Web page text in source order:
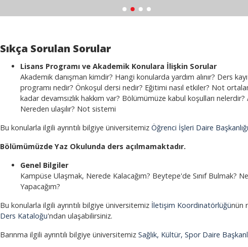
Sıkça Sorulan Sorular
Lisans Programı ve Akademik Konulara İlişkin Sorular
Akademik danışman kimdir? Hangi konularda yardım alınır? Ders
programı nedir? Önkoşul dersi nedir? Eğitimi nasıl etkiler? Not
kadar devamsızlık hakkım var? Bölümümüze kabul koşulları
Nereden ulaşılır? Not sistemi
Bu konularla ilgili ayrıntılı bilgiye üniversitemiz Öğrenci İşleri Daire Başkanlığı
Bölümümüzde Yaz Okulunda ders açılmamaktadır.
Genel Bilgiler
Kampüse Ulaşmak, Nerede Kalacağım? Beytepe'de Sınıf Bulmak?
Yapacağım?
Bu konularla ilgili ayrıntılı bilgiye üniversitemiz İletişim Koordinatörlüğünün
Ders Kataloğu'ndan ulaşabilirsiniz.
Barınma ilgili ayrıntılı bilgiye üniversitemiz Sağlık, Kültür, Spor Daire